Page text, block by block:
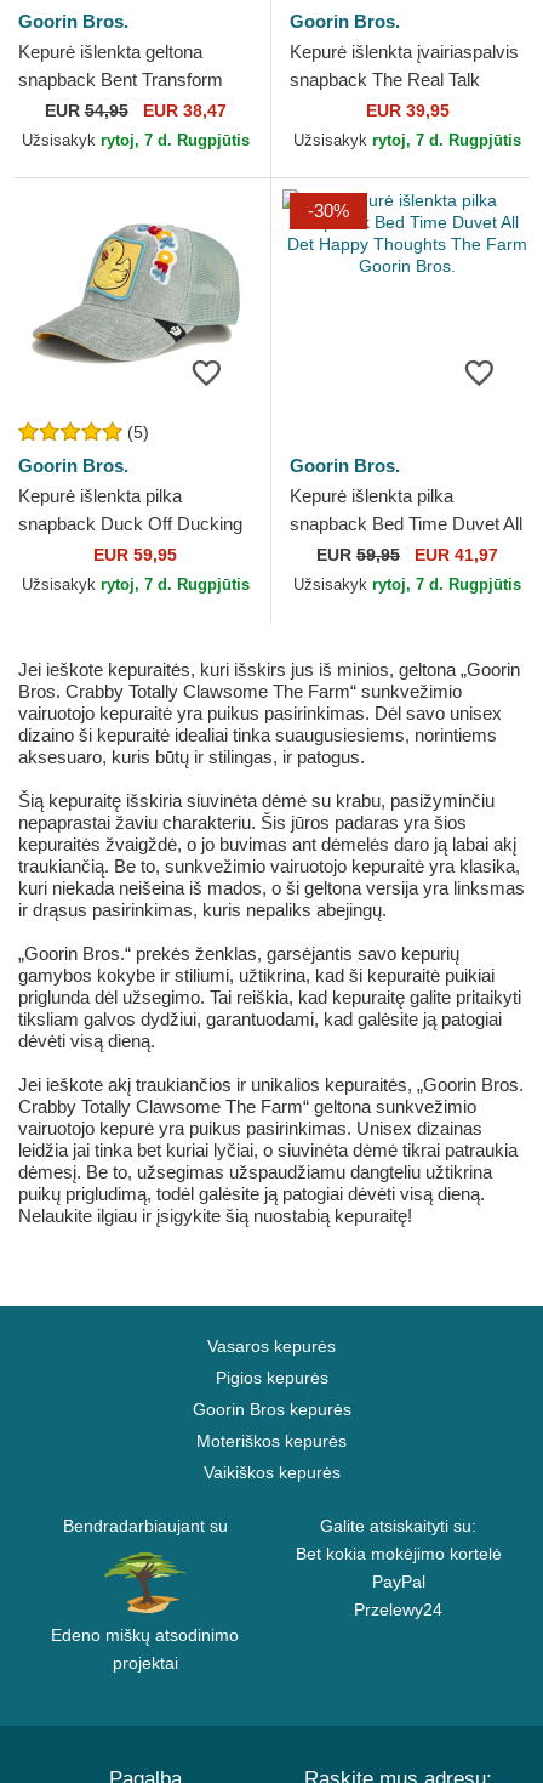
Goorin Bros.
Kepurė išlenkta geltona
snapback Bent Transform
Farmigami The Farm Goorin
Bros.
EUR54,95 EUR 38,47
Užsisakyk rytoj, 7 d. Rugpjūtis
Goorin Bros.
Kepurė išlenkta įvairiaspalvis
snapback The Real Talk
Sport The Farm Goorin Bros.
EUR 39,95
Užsisakyk rytoj, 7 d. Rugpjūtis
(5)
Goorin Bros.
Kepurė išlenkta pilka
snapback Duck Off Ducking
Autocorrect Happy Thoughts
The Farm Goorin Bros.
EUR 59,95
Užsisakyk rytoj, 7 d. Rugpjūtis
-30%
Goorin Bros.
Kepurė išlenkta pilka
snapback Bed Time Duvet All
Det Happy Thoughts The
Farm Goorin Bros.
EUR 59,95 EUR 41,97
Užsisakyk rytoj, 7 d. Rugpjūtis
Jei ieškote kepuraitės, kuri išskirs jus iš minios, geltona „Goorin
Bros. Crabby Totally Clawsome The Farm“ sunkvežimio
vairuotojo kepuraitė yra puikus pasirinkimas. Dėl savo unisex
dizaino ši kepuraitė idealiai tinka suaugusiesiems, norintiems
aksesuaro, kuris būtų ir stilingas, ir patogus.
Šią kepuraitę išskiria siuvinėta dėmė su krabu, pasižyminčiu
nepaprastai žaviu charakteriu. Šis jūros padaras yra šios
kepuraitės žvaigždė, o jo buvimas ant dėmelės daro ją labai akį
traukiančią. Be to, sunkvežimio vairuotojo kepuraitė yra klasika,
kuri niekada neišeina iš mados, o ši geltona versija yra linksmas
ir drąsus pasirinkimas, kuris nepaliks abejingų.
„Goorin Bros.“ prekės ženklas, garsėjantis savo kepurių
gamybos kokybe ir stiliumi, užtikrina, kad ši kepuraitė puikiai
priglunda dėl užsegimo. Tai reiškia, kad kepuraitę galite pritaikyti
tiksliam galvos dydžiui, garantuodami, kad galėsite ją patogiai
dėvėti visą dieną.
Jei ieškote akį traukiančios ir unikalios kepuraitės, „Goorin Bros.
Crabby Totally Clawsome The Farm“ geltona sunkvežimio
vairuotojo kepurė yra puikus pasirinkimas. Unisex dizainas
leidžia jai tinka bet kuriai lyčiai, o siuvinėta dėmė tikrai patraukia
dėmesį. Be to, užsegimas užspaudžiamu dangteliu užtikrina
puikų prigludimą, todėl galėsite ją patogiai dėvėti visą dieną.
Nelaukite ilgiau ir įsigykite šią nuostabią kepuraitę!
Vasaros kepurės
Pigios kepurės
Goorin Bros kepurės
Moteriškos kepurės
Vaikiškos kepurės
Bendradarbiaujant su
Edeno miškų atsodinimo
projektai
Galite atsiskaityti su:
Bet kokia mokėjimo kortelė
PayPal
Przelewy24